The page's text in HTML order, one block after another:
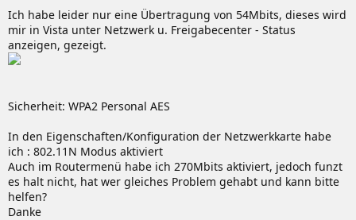
Ich habe leider nur eine Übertragung von 54Mbits, dieses wird
mir in Vista unter Netzwerk u. Freigabecenter - Status
anzeigen, gezeigt.
Sicherheit: WPA2 Personal AES
In den Eigenschaften/Konfiguration der Netzwerkkarte habe
ich : 802.11N Modus aktiviert
Auch im Routermenü habe ich 270Mbits aktiviert, jedoch funzt
es halt nicht, hat wer gleiches Problem gehabt und kann bitte
helfen?
Danke